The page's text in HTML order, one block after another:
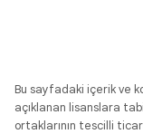
Bu sayfadaki içerik ve
açıklanan lisanslara
ortaklarının tescilli